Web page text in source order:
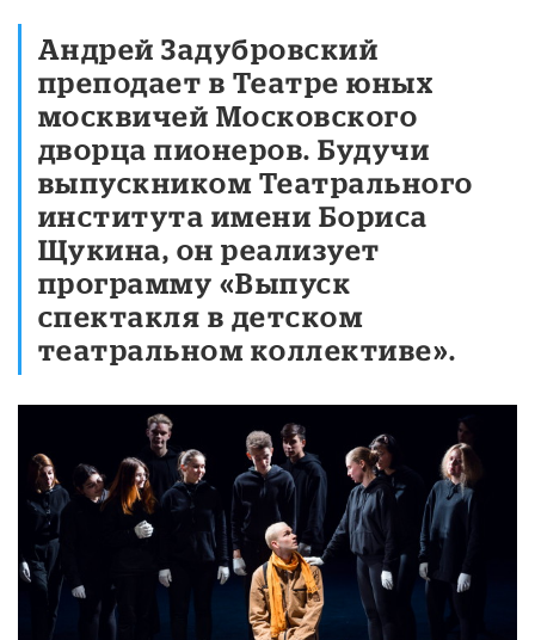
Андрей Задубровский
преподает в Театре юных
москвичей Московского
дворца пионеров. Будучи
выпускником Театрального
института имени Бориса
Щукина, он реализует
программу «Выпуск
спектакля в детском
театральном коллективе».